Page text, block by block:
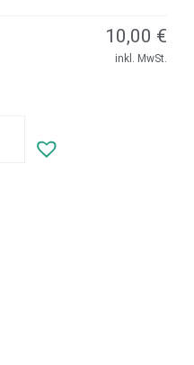
10,00 €
inkl. MwSt.